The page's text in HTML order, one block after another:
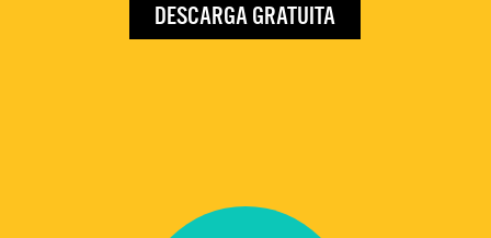
DESCARGA GRATUITA